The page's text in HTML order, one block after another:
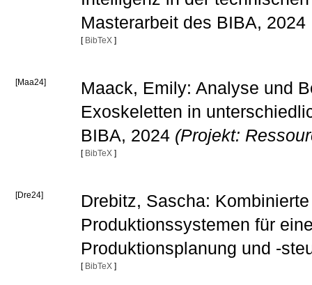
Masterarbeit des BIBA, 2024
[ BibTeX ]
[Maa24]
Maack, Emily: Analyse und
Exoskeletten in
BIBA, 2024 (Projekt:
[ BibTeX ]
[Dre24]
Drebitz, Sascha:
Produktionssystemen für
Produktionsplanung und -
[ BibTeX ]